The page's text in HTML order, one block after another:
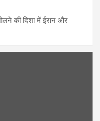
की दिशा में ईरान और